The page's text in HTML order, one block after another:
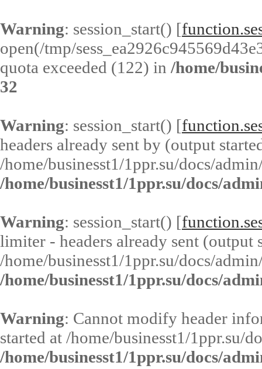
Warning: session_start() [
open(/tmp/
quota exceeded (122) in /home/
32
Warning: session_start() [
headers already sent by (output
/home/businesst1/1ppr.su/docs/
/home/businesst1/1ppr.su/docs/
Warning: session_start() [
limiter - headers already sent (output
/home/businesst1/1ppr.su/docs/
/home/businesst1/1ppr.su/docs/
Warning: Cannot modify header
started at /home/businesst1/1ppr.su/
/home/businesst1/1ppr.su/docs/